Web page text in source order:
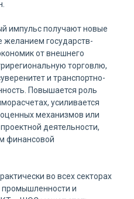
импульс получают новые
желанием государств-
от внешнего
торговлю,
и транспортно-
Повышается роль
усиливается
механизмов или
деятельности,
финансовой
во всех секторах
промышленности и